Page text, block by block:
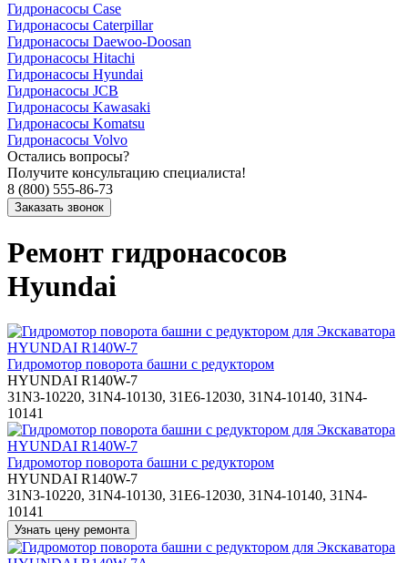
Гидронасосы Case
Гидронасосы Caterpillar
Гидронасосы Daewoo-Doosan
Гидронасосы Hitachi
Гидронасосы Hyundai
Гидронасосы JCB
Гидронасосы Kawasaki
Гидронасосы Komatsu
Гидронасосы Volvo
Остались вопросы?
Получите консультацию специалиста!
8 (800) 555-86-73
Ремонт гидронасосов
Hyundai
Гидромотор поворота башни с редуктором
HYUNDAI R140W-7
31N3-10220, 31N4-10130, 31E6-12030, 31N4-10140, 31N4-
10141
Гидромотор поворота башни с редуктором
HYUNDAI R140W-7
31N3-10220, 31N4-10130, 31E6-12030, 31N4-10140, 31N4-
10141